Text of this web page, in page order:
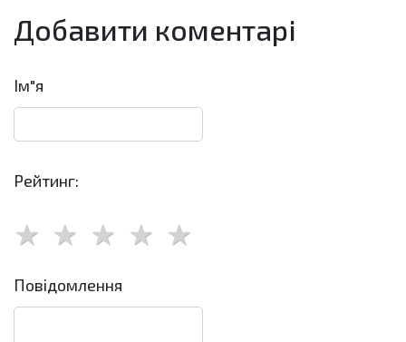
Добавити коментарі
Ім"я
Рейтинг:
Повідомлення